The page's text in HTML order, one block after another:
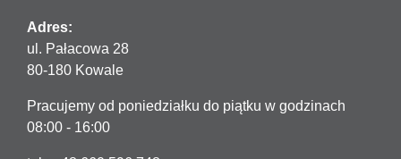
Adres:
ul. Pałacowa 28
80-180 Kowale
Pracujemy od poniedziałku do piątku w godzinach
08:00 - 16:00